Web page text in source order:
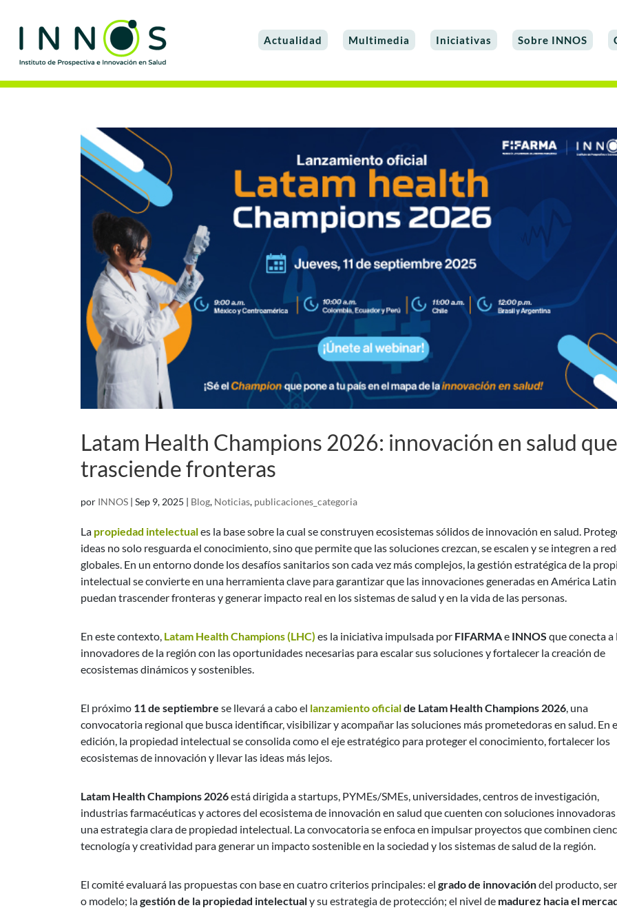
Actualidad Multimedia Iniciativas Sobre INNOS
Latam Health Champions 2026: innovación en salud que
trasciende fronteras
por INNOS | Sep 9, 2025 | Blog, Noticias, publicaciones_categoria
La propiedad intelectuales la base sobre la cual se construyen ecosistemas sólidos de innovación en salud.
ideas no solo resguarda el conocimiento, sino que permite que las soluciones crezcan, se escalen y se integren a
globales. En un entorno donde los desafíos sanitarios son cada vez más complejos, la gestión estratégica de la
intelectual se convierte en una herramienta clave para garantizar que las innovaciones generadas en América
puedan trascender fronteras y generar impacto real en los sistemas de salud y en la vida de las personas.
En este contexto, Latam Health Champions (LHC) es la iniciativa impulsada por FIFARMAe INNOS que conecta a
innovadores de la región con las oportunidades necesarias para escalar sus soluciones y fortalecer la creación de
ecosistemas dinámicos y sostenibles.
El próximo 11 de septiembre se llevará a cabo el lanzamiento oficialde Latam Health Champions 2026, una
convocatoria regional que busca identificar, visibilizar y acompañar las soluciones más prometedoras en salud. En
edición, la propiedad intelectual se consolida como el eje estratégico para proteger el conocimiento, fortalecer los
ecosistemas de innovación y llevar las ideas más lejos.
Latam Health Champions 2026está dirigida a startups, PYMEs/SMEs, universidades, centros de investigación,
industrias farmacéuticas y actores del ecosistema de innovación en salud que cuenten con soluciones
una estrategia clara de propiedad intelectual. La convocatoria se enfoca en impulsar proyectos que combinen
tecnología y creatividad para generar un impacto sostenible en la sociedad y los sistemas de salud de la región.
El comité evaluará las propuestas con base en cuatro criterios principales: el grado de innovacióndel producto,
o modelo; lagestión de la propiedad intelectualy su estrategia de protección; el nivel de madurez hacia el